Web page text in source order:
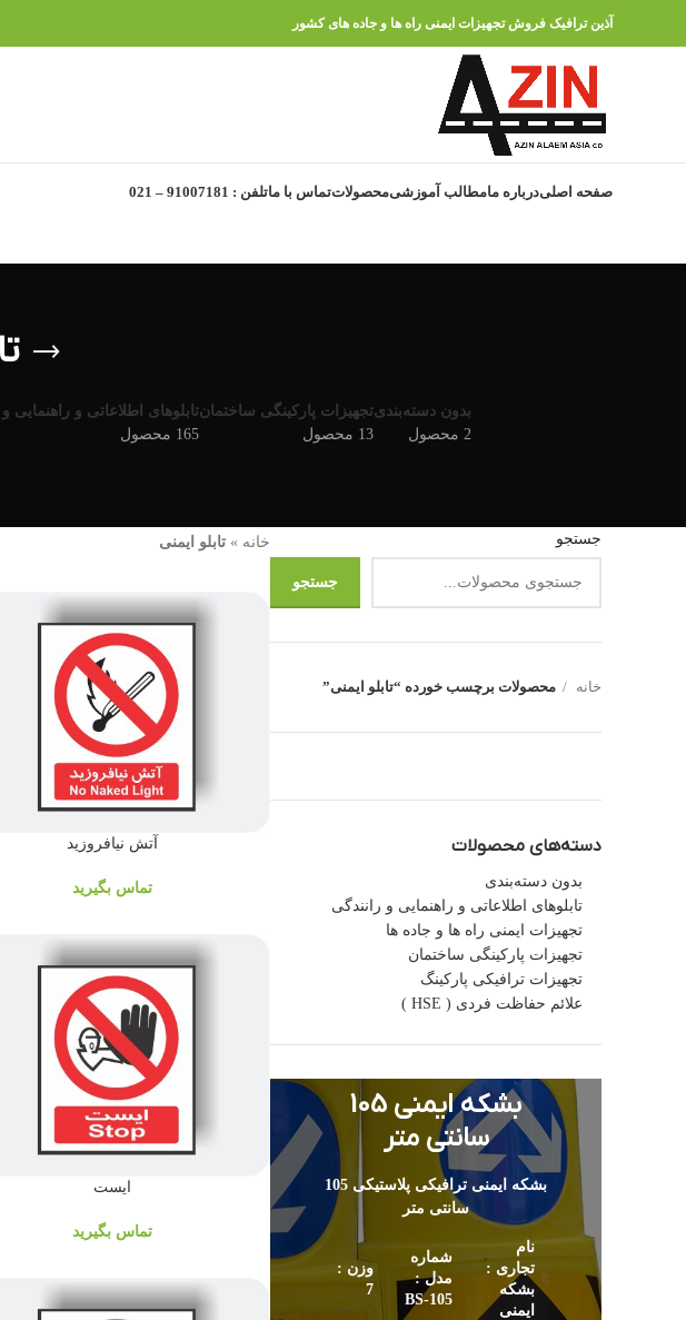
آذین ترافیک فروش تجهیزات ایمنی راه ها و جاده های کشور
صفحه اصلیدرباره مامطالب آموزشیمحصولاتتماس با ماتلفن : 91007181 – 021
بدون دسته‌بندی
2 محصول
تجهیزات پارکینگی ساختمان
13 محصول
تابلوهای اطلاعاتی و راهنمایی
165 محصول
جستجو
جستجو
خانه محصولات برچسب خورده “تابلو ایمنی”
دسته‌های محصولات
بدون دسته‌بندی
تابلوهای اطلاعاتی و راهنمایی و رانندگی
تجهیزات ایمنی راه ها و جاده ها
تجهیزات پارکینگی ساختمان
تجهیزات ترافیکی پارکینگ
علائم حفاظت فردی ( HSE )
بشکه ایمنی 105
سانتی متر
بشکه ایمنی ترافیکی پلاستیکی 105
سانتی متر
نام
تجاری :
بشکه
ایمنی
شماره
مدل :
105-BS
وزن :
7
خانه » تابلو ایمنی
آتش نیافروزید
تماس بگیرید
ایست
تماس بگیرید